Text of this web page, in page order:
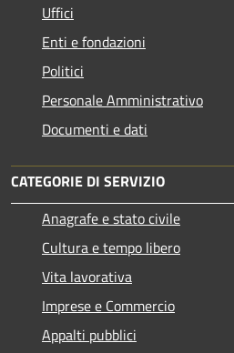
Uffici
Enti e fondazioni
Politici
Personale Amministrativo
Documenti e dati
CATEGORIE DI SERVIZIO
Anagrafe e stato civile
Cultura e tempo libero
Vita lavorativa
Imprese e Commercio
Appalti pubblici